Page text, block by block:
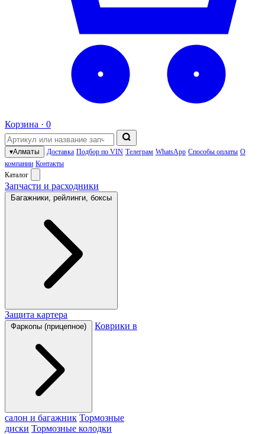
Корзина · 0
▾Алматы Доставка Подбор по VIN Телеграм WhatsApp Способы оплаты О
компании Контакты
Каталог
Запчасти и расходники
Багажники, рейлинги, боксы
Защита картера
Фаркопы (прицепное) Коврики в
салон и багажник Тормозные
диски Тормозные колодки